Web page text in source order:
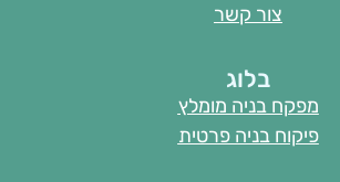
צור קשר
בלוג
מפקח בניה מומלץ
פיקוח בניה פרטית